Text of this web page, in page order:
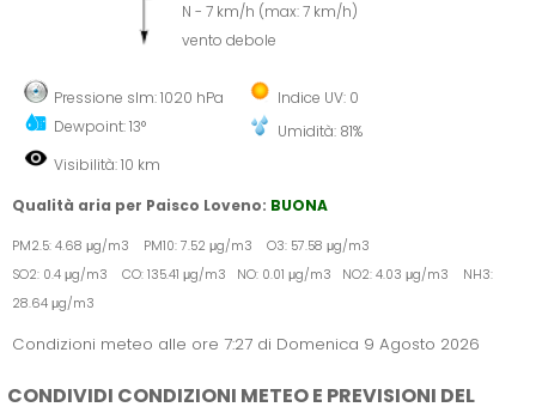
N - 7 km/h (max: 7 km/h)
vento debole
Pressione slm: 1020 hPa
Dewpoint: 13°
Indice UV: 0
Umidità: 81%
Visibilità: 10 km
Qualità aria per Paisco Loveno: BUONA
PM2.5: 4.68 μg/m3 PM10: 7.52 μg/m3 O3: 57.58 μg/m3
SO2: 0.4 μg/m3 CO: 135.41 μg/m3 NO: 0.01 μg/m3 NO2: 4.03 μg/m3 NH3:
28.64 μg/m3
Condizioni meteo alle ore 7:27 di Domenica 9 Agosto 2026
CONDIVIDI CONDIZIONI METEO E PREVISIONI DEL